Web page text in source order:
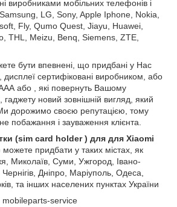
виробниками мобільних телефонів і
LG, Sony, Apple Iphone, Nokia,
Fly, Qumo Quest, Jiayu, Huawei,
THL, Meizu, Benq, Siemens, ZTE,
бути впевнені, що придбані у Нас
дисплеї сертифіковані виробником, або
ААА або , які повернуть Вашому
новий зовнішній вигляд, який
дорожимо своєю репутацією, тому
побажання і зауваження клієнта.
(sim card holder ) для для Xiaomi
можете придбати у таких містах, як
Миколаїв, Суми, Ужгород, Івано-
Чернігів, Дніпро, Маріуполь, Одеса,
та інших населених пунктах України
mobileparts-service